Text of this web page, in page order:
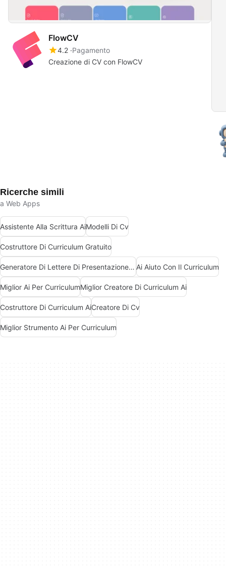
FlowCV
4.2 Pagamento
Creazione di CV con FlowCV
Ricerche simili
a Web Apps
Assistente Alla Scrittura AiModelli Di Cv
Costruttore Di Curriculum Gratuito
Generatore Di Lettere Di Presentazione Ai Gratuito Ai Aiuto Con Il Curriculum
Miglior Ai Per CurriculumMiglior Creatore Di Curriculum Ai
Costruttore Di Curriculum AiCreatore Di Cv
Miglior Strumento Ai Per Curriculum